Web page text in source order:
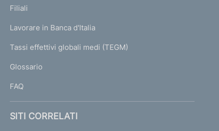
a
g
K
T
I
I
Filiali
Lavorare in Banca d'Italia
Tassi effettivi globali medi (TEGM)
Glossario
FAQ
SITI CORRELATI